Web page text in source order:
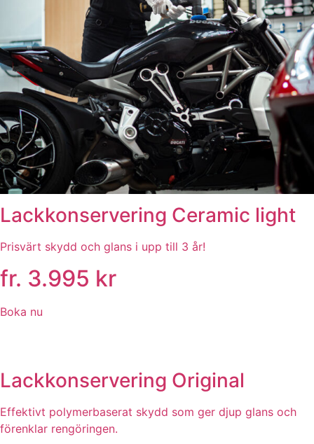
Lackkonservering Ceramic light
Prisvärt skydd och glans i upp till 3 år!
fr. 3.995 kr
Boka nu
Lackkonservering Original
Effektivt polymerbaserat skydd som ger djup glans och
förenklar rengöringen.